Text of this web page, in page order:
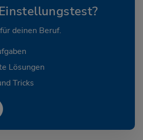
deinen Beruf.
Lösungen
Tricks